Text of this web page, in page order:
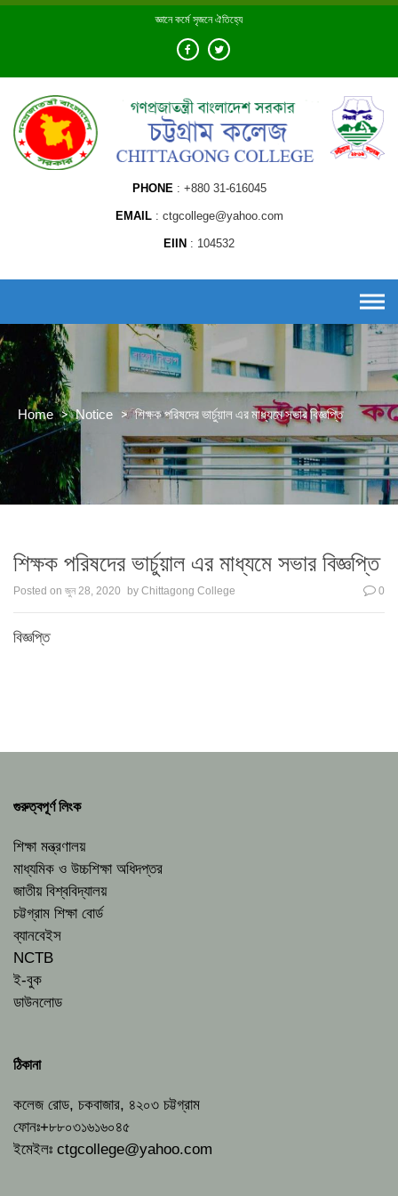
Skip
জ্ঞানে কর্মে সৃজনে ঐতিহ্যে
PHONE +880 31-616045
EMAIL ctgcollege@yahoo.com
EIIN 104532
Home > Notice > শিক্ষক পরিষদের ভার্চুয়াল এর মাধ্যমে সভার বিজ্ঞপ্তি
শিক্ষক পরিষদের ভার্চুয়াল এর মাধ্যমে সভার বিজ্ঞপ্তি
Posted on জুন 28, 2020 by Chittagong College 0
বিজ্ঞপ্তি
গুরুত্বপূর্ণ লিংক
শিক্ষা মন্ত্রণালয়
মাধ্যমিক ও উচ্চশিক্ষা অধিদপ্তর
জাতীয় বিশ্ববিদ্যালয়
চট্টগ্রাম শিক্ষা বোর্ড
ব্যানবেইস
NCTB
ই-বুক
ডাউনলোড
ঠিকানা
কলেজ রোড, চকবাজার, ৪২০৩ চট্টগ্রাম
ফোনঃ+৮৮০৩১৬১৬০৪৫
ইমেইলঃ ctgcollege@yahoo.com